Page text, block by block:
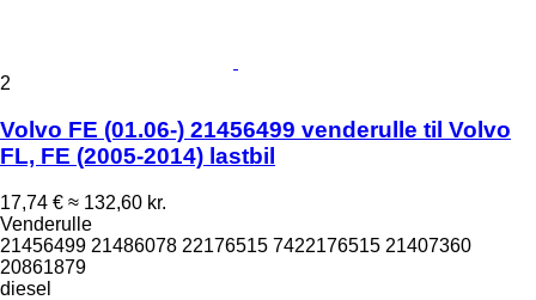
2
Volvo FE (01.06-) 21456499 venderulle til Volvo
FL, FE (2005-2014) lastbil
17,74 € ≈ 132,60 kr.
Venderulle
21456499 21486078 22176515 7422176515 21407360
20861879
diesel